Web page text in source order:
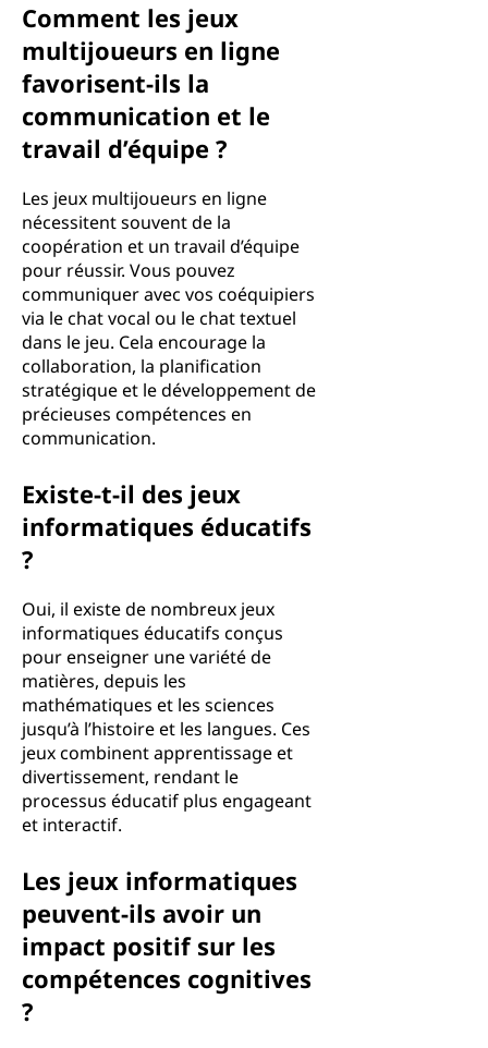
Comment les jeux
multijoueurs en ligne
favorisent-ils la
communication et le
travail d’équipe ?
Les jeux multijoueurs en ligne
nécessitent souvent de la
coopération et un travail d’équipe
pour réussir. Vous pouvez
communiquer avec vos coéquipiers
via le chat vocal ou le chat textuel
dans le jeu. Cela encourage la
collaboration, la planification
stratégique et le développement de
précieuses compétences en
communication.
Existe-t-il des jeux
informatiques éducatifs
?
Oui, il existe de nombreux jeux
informatiques éducatifs conçus
pour enseigner une variété de
matières, depuis les
mathématiques et les sciences
jusqu’à l’histoire et les langues. Ces
jeux combinent apprentissage et
divertissement, rendant le
processus éducatif plus engageant
et interactif.
Les jeux informatiques
peuvent-ils avoir un
impact positif sur les
compétences cognitives
?